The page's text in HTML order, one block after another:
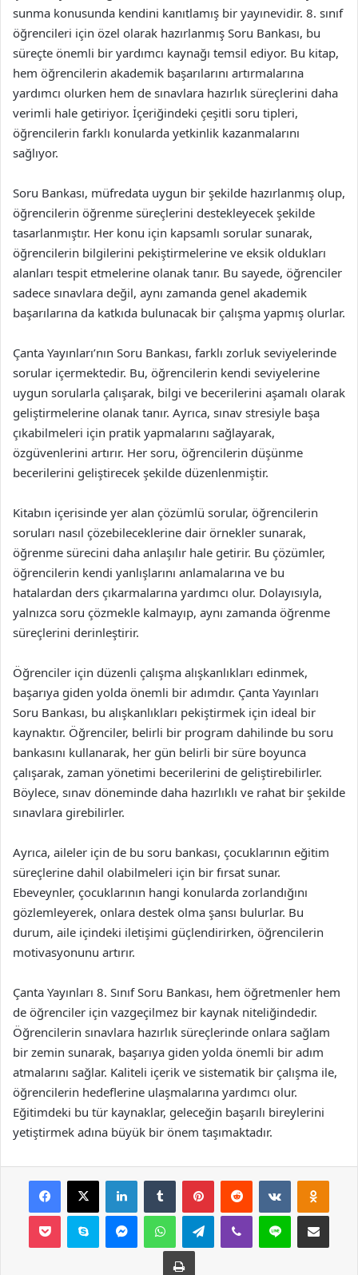
sunma konusunda kendini kanıtlamış bir yayınevidir. 8. sınıf
öğrencileri için özel olarak hazırlanmış Soru Bankası, bu
süreçte önemli bir yardımcı kaynağı temsil ediyor. Bu kitap,
hem öğrencilerin akademik başarılarını artırmalarına
yardımcı olurken hem de sınavlara hazırlık süreçlerini daha
verimli hale getiriyor. İçeriğindeki çeşitli soru tipleri,
öğrencilerin farklı konularda yetkinlik kazanmalarını
sağlıyor.
Soru Bankası, müfredata uygun bir şekilde hazırlanmış olup,
öğrencilerin öğrenme süreçlerini destekleyecek şekilde
tasarlanmıştır. Her konu için kapsamlı sorular sunarak,
öğrencilerin bilgilerini pekiştirmelerine ve eksik oldukları
alanları tespit etmelerine olanak tanır. Bu sayede, öğrenciler
sadece sınavlara değil, aynı zamanda genel akademik
başarılarına da katkıda bulunacak bir çalışma yapmış olurlar.
Çanta Yayınları’nın Soru Bankası, farklı zorluk seviyelerinde
sorular içermektedir. Bu, öğrencilerin kendi seviyelerine
uygun sorularla çalışarak, bilgi ve becerilerini aşamalı olarak
geliştirmelerine olanak tanır. Ayrıca, sınav stresiyle başa
çıkabilmeleri için pratik yapmalarını sağlayarak,
özgüvenlerini artırır. Her soru, öğrencilerin düşünme
becerilerini geliştirecek şekilde düzenlenmiştir.
Kitabın içerisinde yer alan çözümlü sorular, öğrencilerin
soruları nasıl çözebileceklerine dair örnekler sunarak,
öğrenme sürecini daha anlaşılır hale getirir. Bu çözümler,
öğrencilerin kendi yanlışlarını anlamalarına ve bu
hatalardan ders çıkarmalarına yardımcı olur. Dolayısıyla,
yalnızca soru çözmekle kalmayıp, aynı zamanda öğrenme
süreçlerini derinleştirir.
Öğrenciler için düzenli çalışma alışkanlıkları edinmek,
başarıya giden yolda önemli bir adımdır. Çanta Yayınları
Soru Bankası, bu alışkanlıkları pekiştirmek için ideal bir
kaynaktır. Öğrenciler, belirli bir program dahilinde bu soru
bankasını kullanarak, her gün belirli bir süre boyunca
çalışarak, zaman yönetimi becerilerini de geliştirebilirler.
Böylece, sınav döneminde daha hazırlıklı ve rahat bir şekilde
sınavlara girebilirler.
Ayrıca, aileler için de bu soru bankası, çocuklarının eğitim
süreçlerine dahil olabilmeleri için bir fırsat sunar.
Ebeveynler, çocuklarının hangi konularda zorlandığını
gözlemleyerek, onlara destek olma şansı bulurlar. Bu
durum, aile içindeki iletişimi güçlendirirken, öğrencilerin
motivasyonunu artırır.
Çanta Yayınları 8. Sınıf Soru Bankası, hem öğretmenler hem
de öğrenciler için vazgeçilmez bir kaynak niteliğindedir.
Öğrencilerin sınavlara hazırlık süreçlerinde onlara sağlam
bir zemin sunarak, başarıya giden yolda önemli bir adım
atmalarını sağlar. Kaliteli içerik ve sistematik bir çalışma ile,
öğrencilerin hedeflerine ulaşmalarına yardımcı olur.
Eğitimdeki bu tür kaynaklar, geleceğin başarılı bireylerini
yetiştirmek adına büyük bir önem taşımaktadır.
Facebook
X LinkedInTumblr PinterestReddit VKontakte
Pocket Skype MessengerWhatsAppTelegramViber Line E-Posta ile
Yazdır